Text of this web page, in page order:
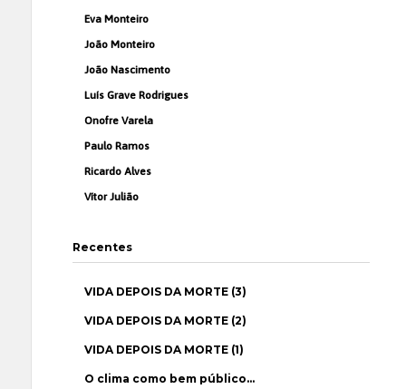
Eva Monteiro
João Monteiro
João Nascimento
Luís Grave Rodrigues
Onofre Varela
Paulo Ramos
Ricardo Alves
Vítor Julião
Recentes
VIDA DEPOIS DA MORTE (3)
VIDA DEPOIS DA MORTE (2)
VIDA DEPOIS DA MORTE (1)
O clima como bem público…